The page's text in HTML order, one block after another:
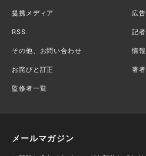
提携メディア 広
RSS 記
その他、お問い合わせ 情
お詫びと訂正 著
監修者一覧
メールマガジン